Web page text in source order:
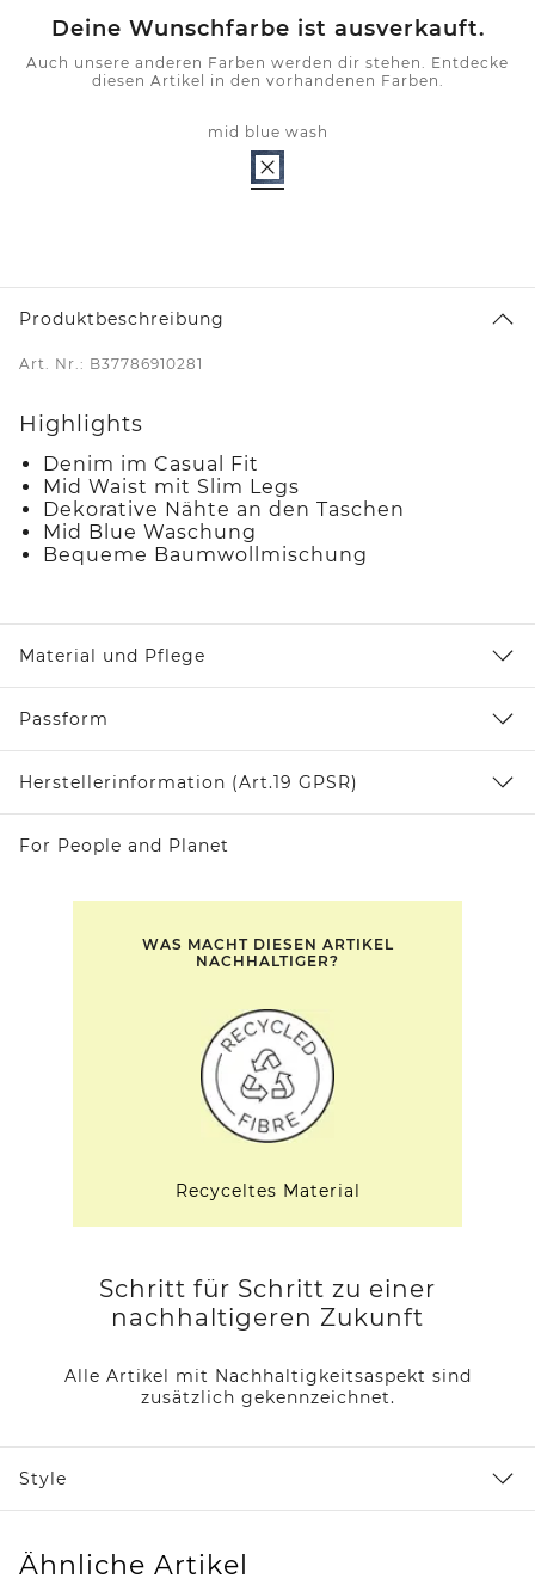
Deine Wunschfarbe ist ausverkauft.
Auch unsere anderen Farben werden dir stehen. Entdecke
diesen Artikel in den vorhandenen Farben.
mid blue wash
Produktbeschreibung
Art. Nr.: B37786910281
Highlights
Denim im Casual Fit
Mid Waist mit Slim Legs
Dekorative Nähte an den Taschen
Mid Blue Waschung
Bequeme Baumwollmischung
Material und Pflege
Passform
Herstellerinformation (Art.19 GPSR)
For People and Planet
WAS MACHT DIESEN ARTIKEL
NACHHALTIGER?
Recyceltes Material
Schritt für Schritt zu einer
nachhaltigeren Zukunft
Alle Artikel mit Nachhaltigkeitsaspekt sind
zusätzlich gekennzeichnet.
Style
Ähnliche Artikel